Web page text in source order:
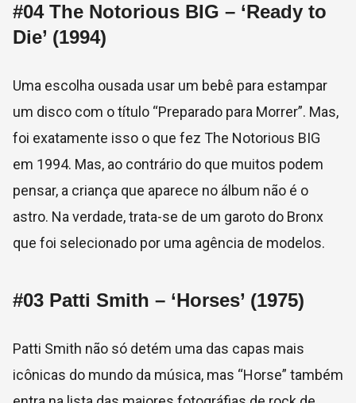
#04The Notorious BIG – ‘Ready to
Die’ (1994)
Uma escolha ousada usar um bebê para estampar
um disco com o título “Preparado para Morrer”. Mas,
foi exatamente isso o que fez The Notorious BIG
em 1994. Mas, ao contrário do que muitos podem
pensar, a criança que aparece no álbum não é o
astro. Na verdade, trata-se de um garoto do Bronx
que foi selecionado por uma agência de modelos.
#03 Patti Smith – ‘Horses’ (1975)
Patti Smith não só detém uma das capas mais
icônicas do mundo da música, mas “Horse” também